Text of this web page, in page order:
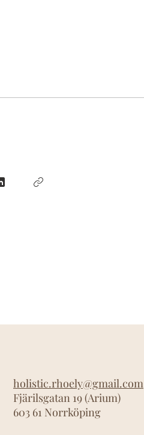
holistic.rhoely@gmail.com
Fjärilsgatan 19 (Arium)
603 61 Norrköping